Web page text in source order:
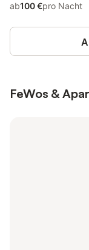
ab100 €pro Nacht
FeWos &